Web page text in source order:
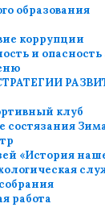
образования
коррупции
и
клуб
состязания
«История
работа